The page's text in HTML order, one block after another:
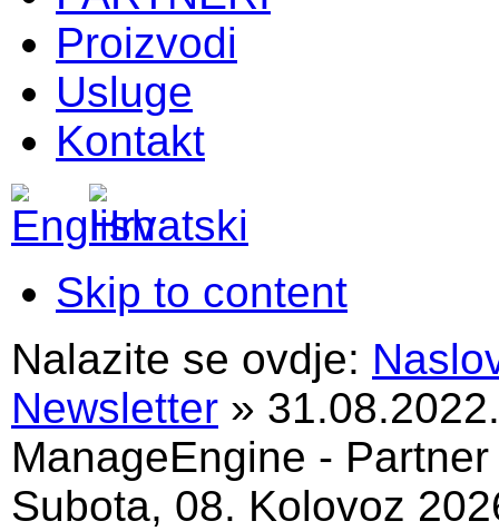
Proizvodi
Usluge
Kontakt
Skip to content
Nalazite se ovdje:
Newsletter »
ManageEngine -
Subota, 08. Kolovoz